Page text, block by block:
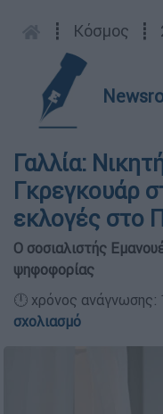
┋ Κόσμος ┋
Γαλλία:
Γκρεγκουάρ
εκλογές στο
Ο σοσιαλιστής
ψηφοφορίας
🕛 χρόνος
σχολιασμό